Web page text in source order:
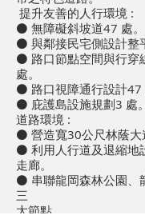
提升友善的人行環境 :
⚫ 無障礙斜坡道47 處。
⚫ 與鄰接民宅側設計整
⚫ 路口節點空間與行穿
處。
⚫ 路口視障通行設計47
⚫ 庇護島設施規劃3 處。
道路環境 :
⚫ 營造寬30公尺林蔭
⚫ 利用人行道及退縮
走廊。
⚫ 串聯龍岡森林公園、
三
大節點。